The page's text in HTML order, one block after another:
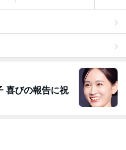
喜びの報告に祝